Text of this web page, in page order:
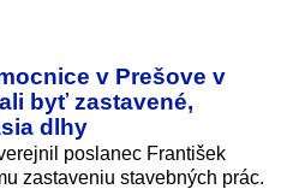
v Prešove v
byť zastavené,
dlhy
poslanec František
zastaveniu stavebných prác.